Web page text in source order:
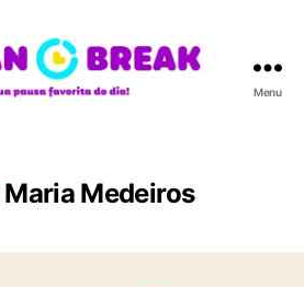
A
N
R
Menu
Maria Medeiros